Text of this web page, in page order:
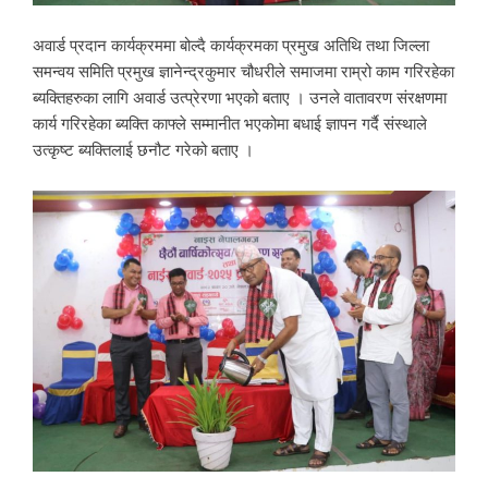
अवार्ड प्रदान कार्यक्रममा बोल्दै कार्यक्रमका प्रमुख अतिथि तथा जिल्ला
समन्वय समिति प्रमुख ज्ञानेन्द्रकुमार चौधरीले समाजमा राम्रो काम गरिरहेका
ब्यक्तिहरुका लागि अवार्ड उत्प्रेरणा भएको बताए । उनले वातावरण संरक्षणमा
कार्य गरिरहेका ब्यक्ति काफ्ले सम्मानीत भएकोमा बधाई ज्ञापन गर्दै संस्थाले
उत्कृष्ट ब्यक्तिलाई छनौट गरेको बताए ।